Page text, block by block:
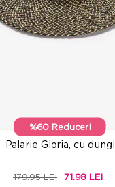
%60 Reduceri
Palarie Gloria, cu dungi
179.95 LEI 71.98 LEI